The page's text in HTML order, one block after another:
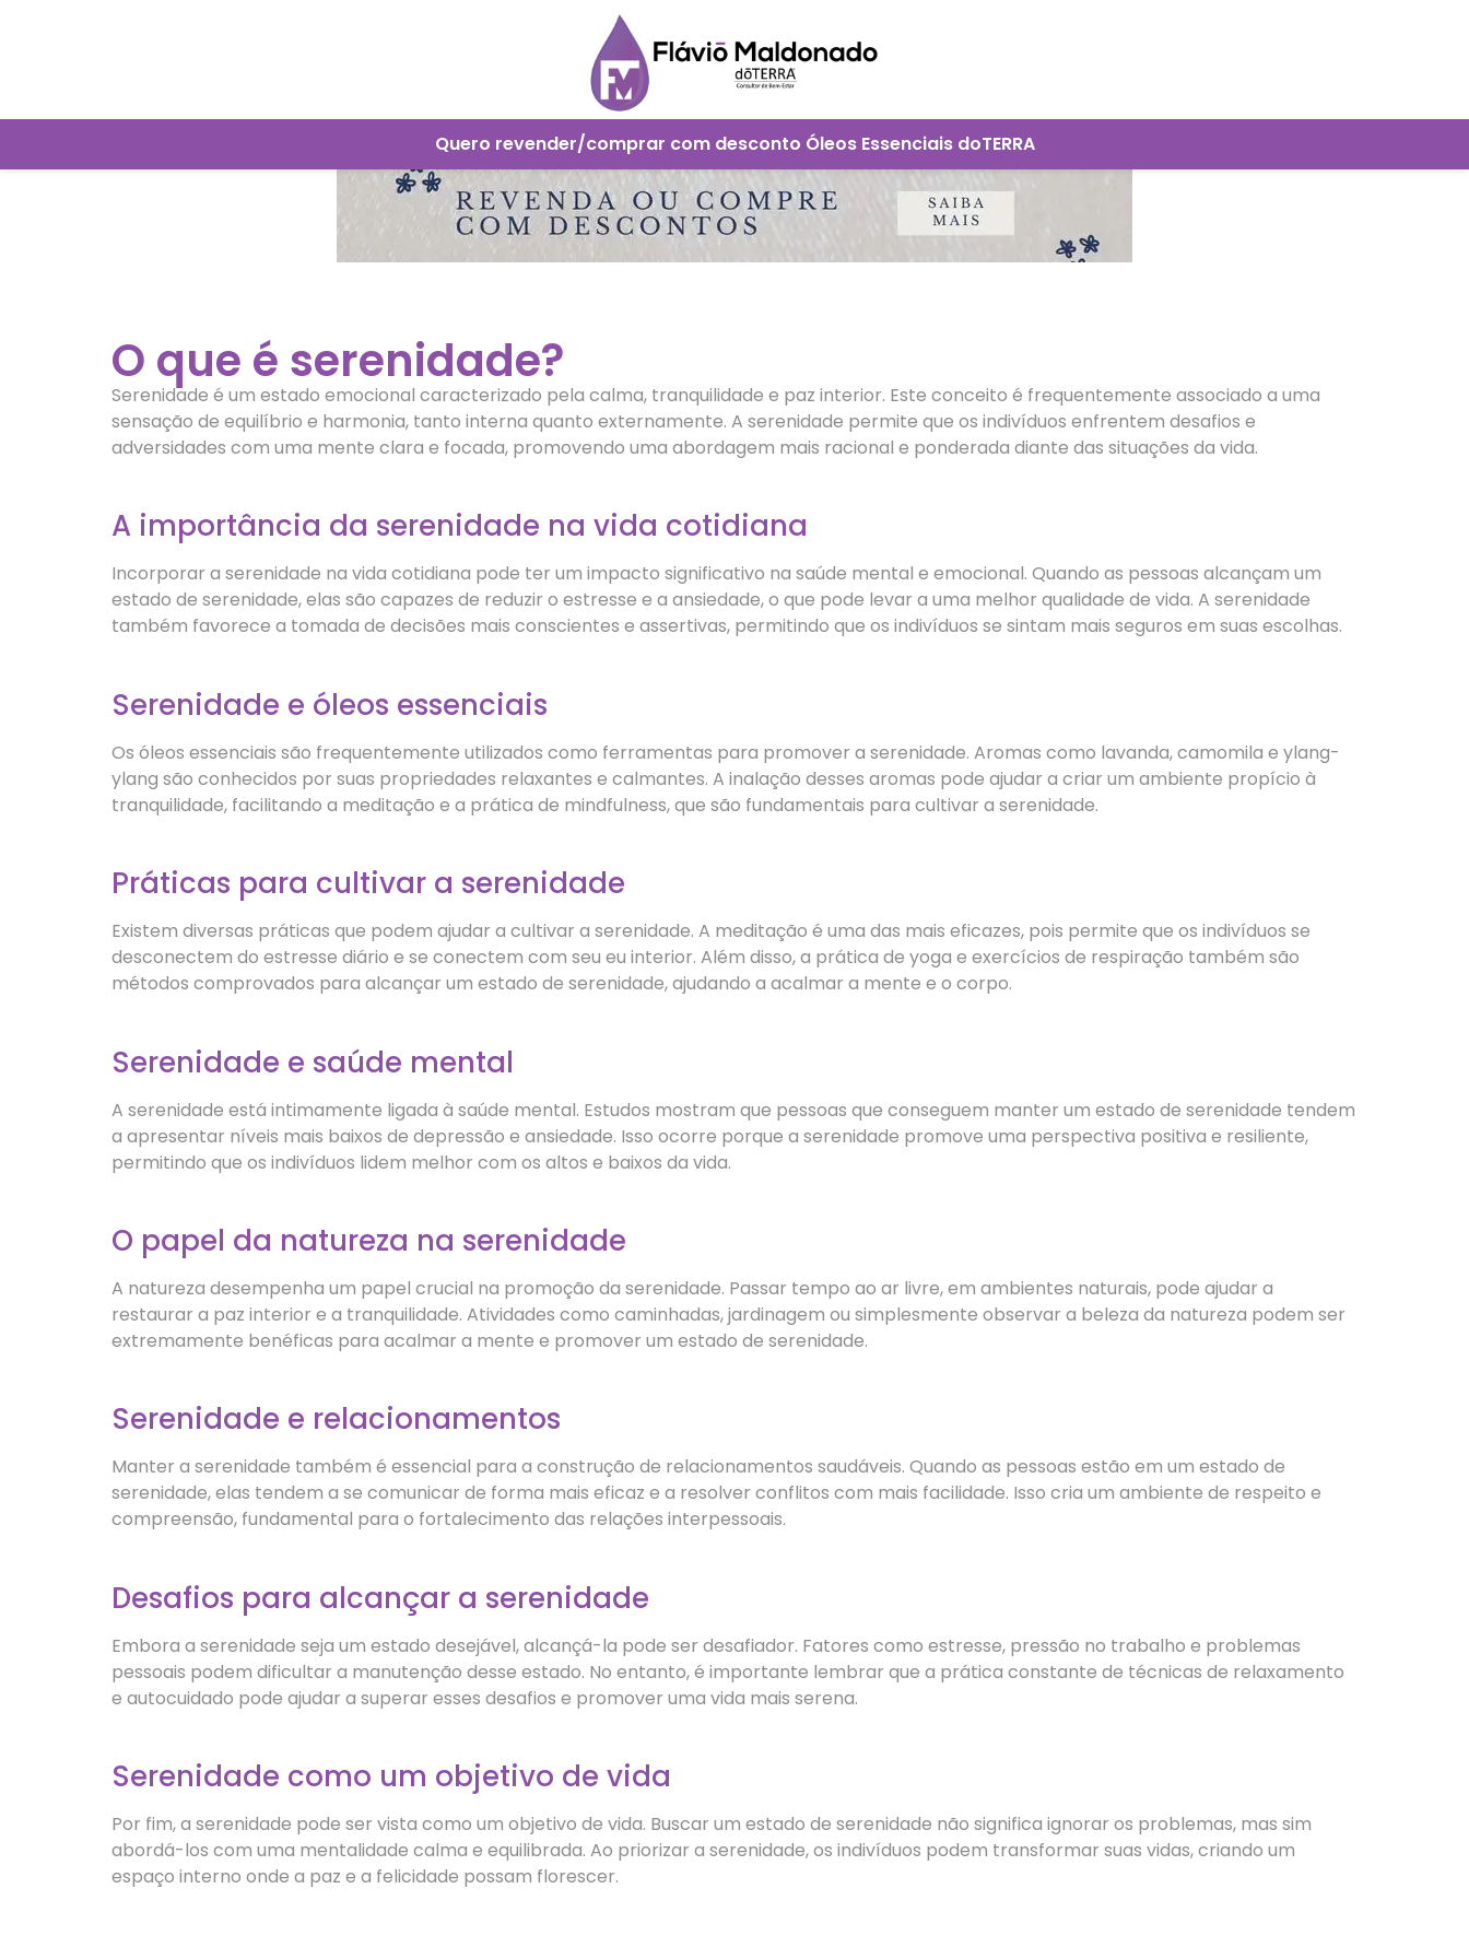
Quero revender/comprar com desconto Óleos Essenciais doTERRA
O que é serenidade?
Serenidade é um estado emocional caracterizado pela calma, tranquilidade e paz interior. Este conceito é frequentemente associado a uma
sensação de equilíbrio e harmonia, tanto interna quanto externamente. A serenidade permite que os indivíduos enfrentem desafios e
adversidades com uma mente clara e focada, promovendo uma abordagem mais racional e ponderada diante das situações da vida.
A importância da serenidade na vida cotidiana
Incorporar a serenidade na vida cotidiana pode ter um impacto significativo na saúde mental e emocional. Quando as pessoas alcançam um
estado de serenidade, elas são capazes de reduzir o estresse e a ansiedade, o que pode levar a uma melhor qualidade de vida. A serenidade
também favorece a tomada de decisões mais conscientes e assertivas, permitindo que os indivíduos se sintam mais seguros em suas escolhas.
Serenidade e óleos essenciais
Os óleos essenciais são frequentemente utilizados como ferramentas para promover a serenidade. Aromas como lavanda, camomila e ylang-
ylang são conhecidos por suas propriedades relaxantes e calmantes. A inalação desses aromas pode ajudar a criar um ambiente propício à
tranquilidade, facilitando a meditação e a prática de mindfulness, que são fundamentais para cultivar a serenidade.
Práticas para cultivar a serenidade
Existem diversas práticas que podem ajudar a cultivar a serenidade. A meditação é uma das mais eficazes, pois permite que os indivíduos se
desconectem do estresse diário e se conectem com seu eu interior. Além disso, a prática de yoga e exercícios de respiração também são
métodos comprovados para alcançar um estado de serenidade, ajudando a acalmar a mente e o corpo.
Serenidade e saúde mental
A serenidade está intimamente ligada à saúde mental. Estudos mostram que pessoas que conseguem manter um estado de serenidade tendem
a apresentar níveis mais baixos de depressão e ansiedade. Isso ocorre porque a serenidade promove uma perspectiva positiva e resiliente,
permitindo que os indivíduos lidem melhor com os altos e baixos da vida.
O papel da natureza na serenidade
A natureza desempenha um papel crucial na promoção da serenidade. Passar tempo ao ar livre, em ambientes naturais, pode ajudar a
restaurar a paz interior e a tranquilidade. Atividades como caminhadas, jardinagem ou simplesmente observar a beleza da natureza podem ser
extremamente benéficas para acalmar a mente e promover um estado de serenidade.
Serenidade e relacionamentos
Manter a serenidade também é essencial para a construção de relacionamentos saudáveis. Quando as pessoas estão em um estado de
serenidade, elas tendem a se comunicar de forma mais eficaz e a resolver conflitos com mais facilidade. Isso cria um ambiente de respeito e
compreensão, fundamental para o fortalecimento das relações interpessoais.
Desafios para alcançar a serenidade
Embora a serenidade seja um estado desejável, alcançá-la pode ser desafiador. Fatores como estresse, pressão no trabalho e problemas
pessoais podem dificultar a manutenção desse estado. No entanto, é importante lembrar que a prática constante de técnicas de relaxamento
e autocuidado pode ajudar a superar esses desafios e promover uma vida mais serena.
Serenidade como um objetivo de vida
Por fim, a serenidade pode ser vista como um objetivo de vida. Buscar um estado de serenidade não significa ignorar os problemas, mas sim
abordá-los com uma mentalidade calma e equilibrada. Ao priorizar a serenidade, os indivíduos podem transformar suas vidas, criando um
espaço interno onde a paz e a felicidade possam florescer.